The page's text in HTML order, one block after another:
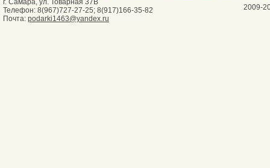
г. Самара, ул. Товарная 37В
Телефон: 8(967)727-27-25; 8(917)166-35-82
Почта: podarki1463@yandex.ru
2009-